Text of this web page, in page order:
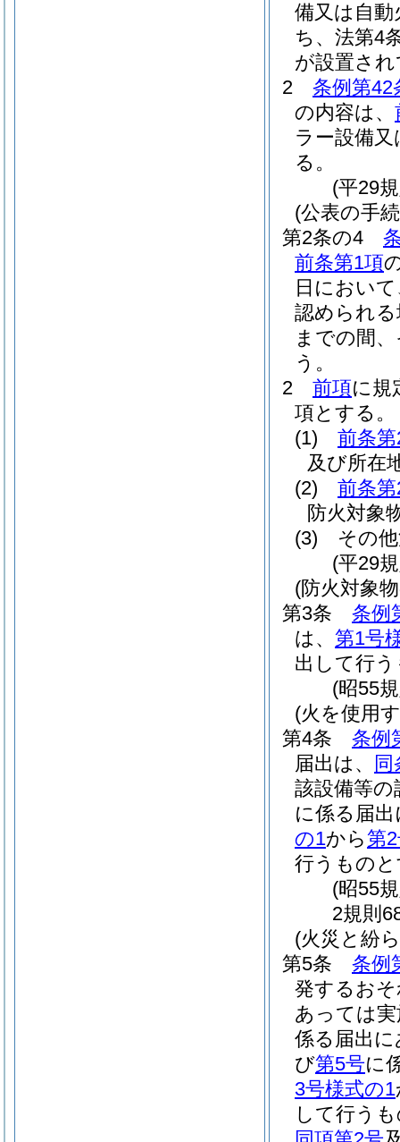
備又は自
ち、法第4
が設置さ
2
条例第42
の内容は、
ラー設備
る。
(平29
(公表の手
第2条の4
前条第1項
日におい
認められ
までの間
う。
2
前項に規
項とする。
(1)
前条
及び所在
(2)
前条
防火対象
(3)
その
(平29
(防火対象
第3条
条例
は、 第1号
出して行
(昭55
(火を使用
第4条
条例
届出は、
同
該設備等
に係る届
の1から第
行うもの
(昭55
2規則
(火災と紛
第5条
条例
発するお
あっては
係る届出
び第5号に
3号様式の1
して行う